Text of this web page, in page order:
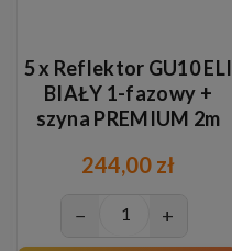
5 x Reflektor GU10 ELI
BIAŁY 1-fazowy +
szyna PREMIUM 2m
244,00 zł
− +